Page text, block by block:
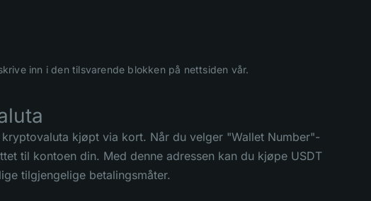
inn i den tilsvarende blokken på nettsiden vår.
kjøpt via kort. Når du velger "Wallet Number"-
til kontoen din. Med denne adressen kan du kjøpe USDT
tilgjengelige betalingsmåter.